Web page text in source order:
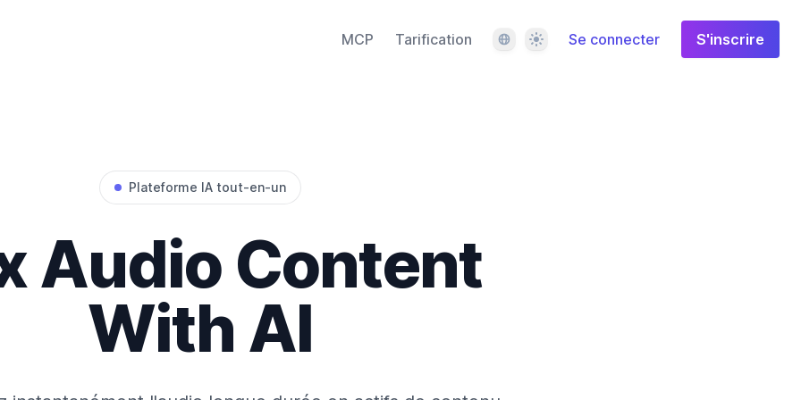
MCP Tarification LangueThèmeSe connecter S'inscrire
Plateforme IA tout-en-un
Audio Content
With AI